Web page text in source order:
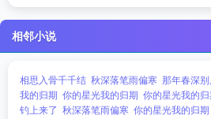
相邻小说
相思入骨千千结 秋深落笔雨偏寒 那年春深别
我的归期 你的星光我的归期 你的星光我的归
钓上来了 秋深落笔雨偏寒 你的星光我的归期